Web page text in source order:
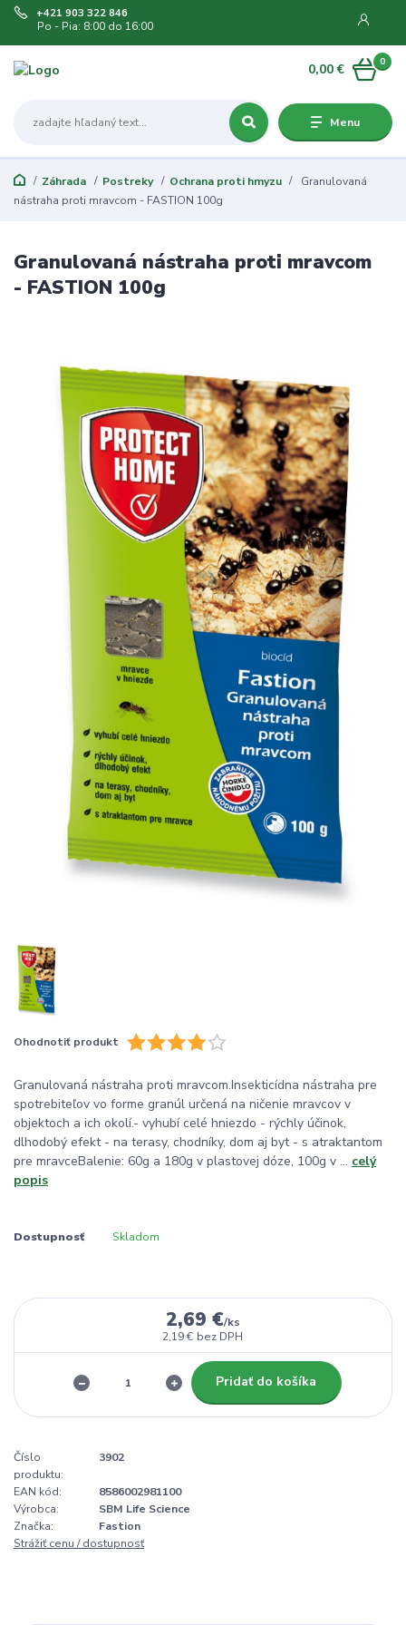
Menu
+421 903 322 846
Po - Pia: 8:00 do 16:00
0
0,00 €
Záhrada Postreky Ochrana proti hmyzu
Granulovaná
nástraha proti mravcom - FASTION 100g
Granulovaná nástraha proti mravcom
- FASTION 100g
Ohodnotiť produkt
Granulovaná nástraha proti mravcom.Insekticídna nástraha pre
spotrebiteľov vo forme granúl určená na ničenie mravcov v
objektoch a ich okolí.- vyhubí celé hniezdo - rýchly účinok,
dlhodobý efekt - na terasy, chodníky, dom aj byt - s atraktantom
pre mravceBalenie: 60g a 180g v plastovej dóze, 100g v ... celý
popis
Dostupnosť Skladom
2,69 €/ks
2,19 € bez DPH
Pridať do košíka
Číslo
produktu:
3902
EAN kód:
8586002981100
Výrobca:
SBM Life Science
Značka:
Fastion
Strážiť cenu / dostupnosť